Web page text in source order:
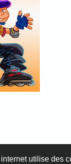
utilise des